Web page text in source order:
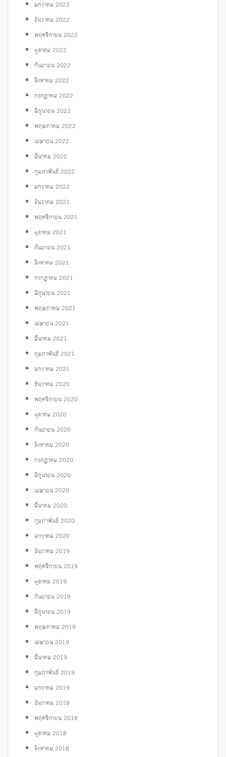
มกราคม 2023
ธันวาคม 2022
พฤศจิกายน 2022
ตุลาคม 2022
กันยายน 2022
สิงหาคม 2022
กรกฎาคม 2022
มิถุนายน 2022
พฤษภาคม 2022
เมษายน 2022
มีนาคม 2022
กุมภาพันธ์ 2022
มกราคม 2022
ธันวาคม 2021
พฤศจิกายน 2021
ตุลาคม 2021
กันยายน 2021
สิงหาคม 2021
กรกฎาคม 2021
มิถุนายน 2021
พฤษภาคม 2021
เมษายน 2021
มีนาคม 2021
กุมภาพันธ์ 2021
มกราคม 2021
ธันวาคม 2020
พฤศจิกายน 2020
ตุลาคม 2020
กันยายน 2020
สิงหาคม 2020
กรกฎาคม 2020
มิถุนายน 2020
เมษายน 2020
มีนาคม 2020
กุมภาพันธ์ 2020
มกราคม 2020
ธันวาคม 2019
พฤศจิกายน 2019
ตุลาคม 2019
กันยายน 2019
มิถุนายน 2019
พฤษภาคม 2019
เมษายน 2019
มีนาคม 2019
กุมภาพันธ์ 2019
มกราคม 2019
ธันวาคม 2018
พฤศจิกายน 2018
ตุลาคม 2018
สิงหาคม 2018